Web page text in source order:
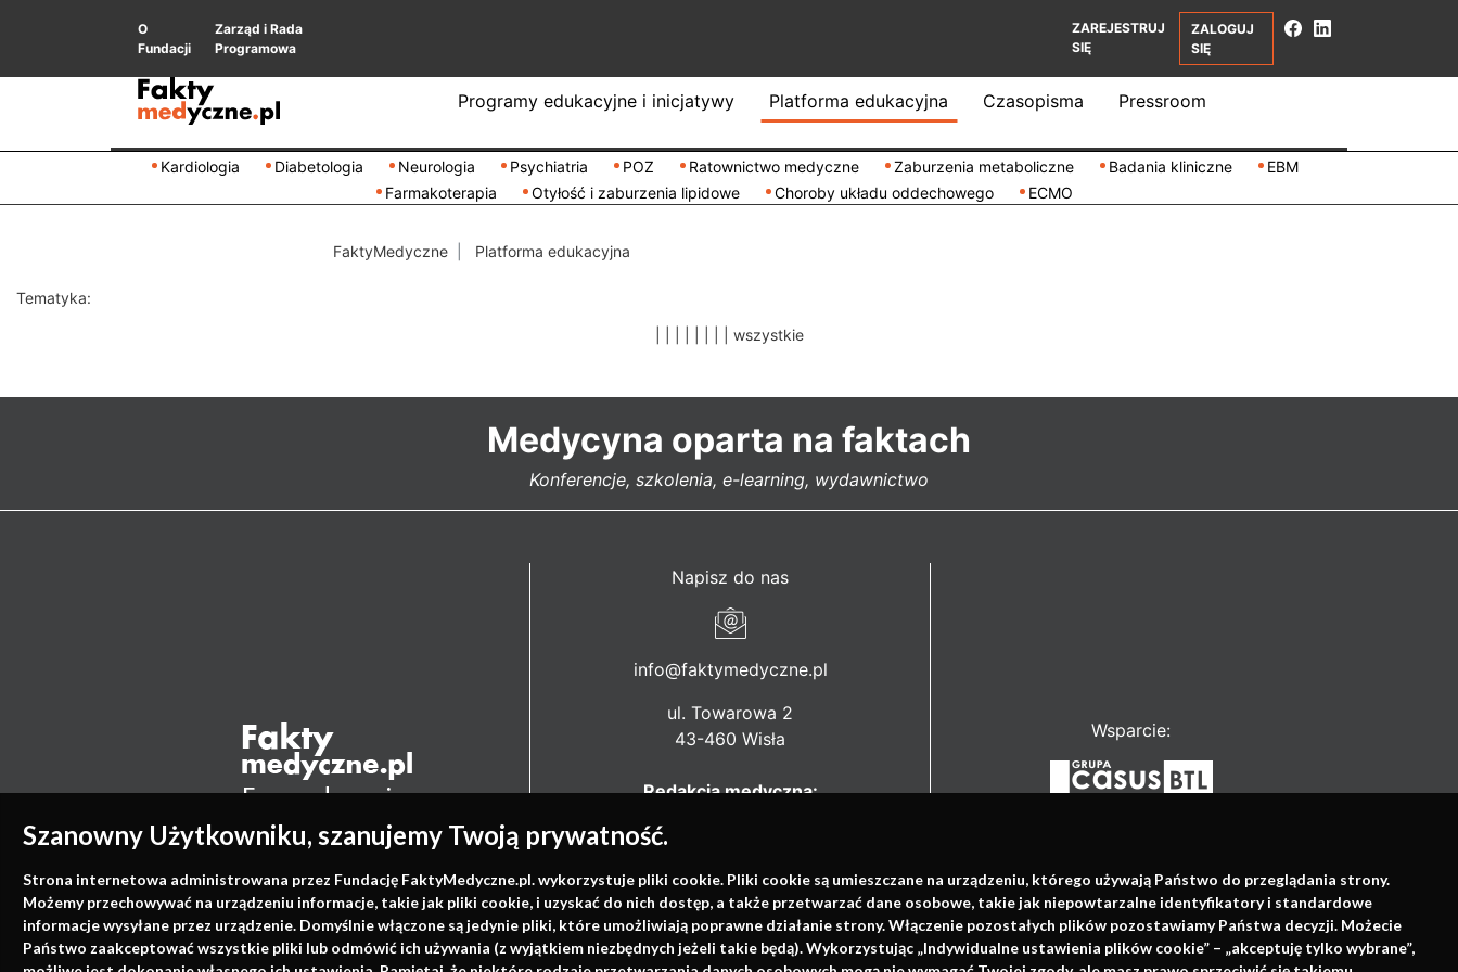
Szanowny Użytkowniku, szanujemy Twoją prywatność.
Strona internetowa administrowana przez Fundację FaktyMedyczne.pl. wykorzystuje pliki cookie. Pliki cookie są umieszczane na urządzeniu, którego używają Państwo do przeglądania strony.
Możemy przechowywać na urządzeniu informacje, takie jak pliki cookie, i uzyskać do nich dostęp, a także przetwarzać dane osobowe, takie jak niepowtarzalne identyfikatory i standardowe
informacje wysyłane przez urządzenie. Domyślnie włączone są jedynie pliki, które umożliwiają poprawne działanie strony. Włączenie pozostałych plików pozostawiamy Państwa decyzji. Możecie
Państwo zaakceptować wszystkie pliki lub odmówić ich używania (z wyjątkiem niezbędnych jeżeli takie będą). Wykorzystując „Indywidualne ustawienia plików cookie” – „akceptuję tylko wybrane”,
O
Fundacji
Zarząd i Rada
Programowa
ZAREJESTRUJ
SIĘ
ZALOGUJ
SIĘ
Programy edukacyjne i inicjatywy Platforma edukacyjna Czasopisma Pressroom
Kardiologia Diabetologia Neurologia Psychiatria POZ Ratownictwo medyczne Zaburzenia metaboliczne Badania kliniczne
EBM
Farmakoterapia
Otyłość i zaburzenia lipidowe Choroby układu oddechowego ECMO
FaktyMedyczne Platforma edukacyjna
Tematyka:
wszystkie
Medycyna oparta na faktach
Konferencje, szkolenia, e-learning, wydawnictwo
Napisz do nas
info@faktymedyczne.pl
ul. Towarowa 2
43-460 Wisła
Redakcja medyczna:
Biuro Zarządu Fundacji:
ul. Rodawska 26
61-312 Poznań
Wsparcie: